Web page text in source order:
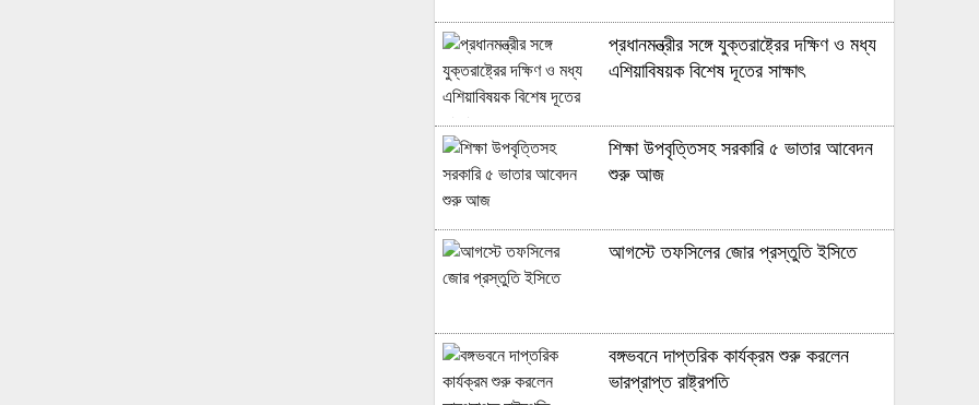
মিরপুরে সিরিজ জয়ের লক্ষ্য টাইগারদের,
সিরিজ নির্ধারণী ম্যাচে টস হেরে ব্যাটিংয়ে
আইসিসির সিদ্ধান্ত মেনে নিয়ে যা বললো
প্রধানমন্ত্রীর সঙ্গে যুক্তরাষ্ট্রের দক্ষিণ ও মধ্য
এশিয়াবিষয়ক বিশেষ দূতের সাক্ষাৎ
শিক্ষা উপবৃত্তিসহ সরকারি ৫ ভাতার আবেদন
শুরু আজ
আগস্টে তফসিলের জোর প্রস্তুতি ইসিতে
বঙ্গভবনে দাপ্তরিক কার্যক্রম শুরু করলেন
ভারপ্রাপ্ত রাষ্ট্রপতি